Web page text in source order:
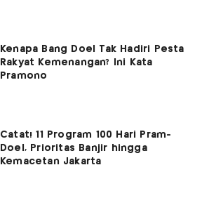
Kenapa Bang Doel Tak Hadiri Pesta
Rakyat Kemenangan? Ini Kata
Pramono
Catat! 11 Program 100 Hari Pram-
Doel, Prioritas Banjir hingga
Kemacetan Jakarta